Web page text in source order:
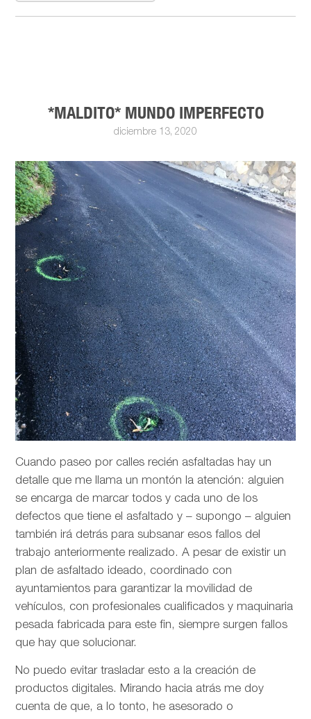
*MALDITO* MUNDO IMPERFECTO
diciembre 13, 2020
Cuando paseo por calles recién asfaltadas hay un
detalle que me llama un montón la atención: alguien
se encarga de marcar todos y cada uno de los
defectos que tiene el asfaltado y – supongo – alguien
también irá detrás para subsanar esos fallos del
trabajo anteriormente realizado. A pesar de existir un
plan de asfaltado ideado, coordinado con
ayuntamientos para garantizar la movilidad de
vehículos, con profesionales cualificados y maquinaria
pesada fabricada para este fin, siempre surgen fallos
que hay que solucionar.
No puedo evitar trasladar esto a la creación de
productos digitales. Mirando hacia atrás me doy
cuenta de que, a lo tonto, he asesorado o